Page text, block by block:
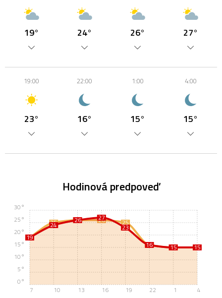
19° 24° 26° 27°
19:00
23°
22:00
16°
1:00
15°
4:00
15°
Hodinová predpoveď
19
25 26 26 25
16 15 15
19
24
26
27
23
16
15 15
7 10 13 16 19 22 1 4
0°
5°
10°
15°
20°
25°
30°